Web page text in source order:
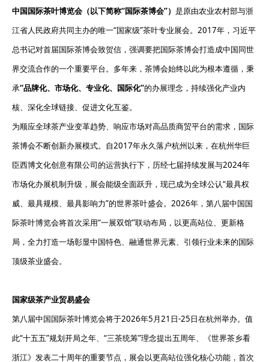
中国国际茶叶博览会（以下简称“国际茶博会”） 是原由农业农村部与浙
江省人民政府共同主办的唯一“国家级”茶叶专业展会。2017年，习近平
总书记对首届国际茶博会致贺信，强调要把国际茶博会打造成中国同世
界交流合作的一个重要平台。多年来，茶博会始终以此为根本遵循，秉
承“品牌化、市场化、专业化、国际化”的办展理念，持续强化产业内
核、深化全球链接、促进文化互鉴。
为顺应全球茶产业变革趋势、响应市场对高品质商贸平台的需求，国际
茶博会不断创新办展模式。自2017年永久落户杭州以来，在杭州华巨
臣西博文化创意有限公司的运营执行下，历经七届持续发展与2024年
市场化办展机制升级，展会能级全面跃升，现已成为全球公认“最具权
威、最具规模、最具影响力”的世界茶叶盛会。2026年，第八届中国国
际茶叶博览会将首次采用“一展双馆”联动布局，以更高站位、更新格
局，全力打造一场彰显中国特色、融通世界元素、引领行业未来的国际
顶级茶业盛会。
国家级茶产业贸易盛会
第八届中国国际茶叶博览会将于2026年5月21日-25日在杭州举办。值
此“十五五”规划开局之年、“三茶统筹”理念提出五周年、《世界茶乡看
浙江》发表二十周年的重要节点，展会以更高站位强化核心功能，首次